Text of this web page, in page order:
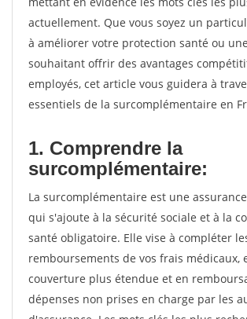
actuellement. Que vous soyez un
à améliorer votre protection santé ou
souhaitant offrir des avantages
employés, cet article vous guidera à
essentiels de la surcomplémentaire en
1. Comprendre la
surcomplémentaire:
La surcomplémentaire est une
qui s'ajoute à la sécurité sociale et à la
santé obligatoire. Elle vise à compléter
remboursements de vos frais médicaux,
couverture plus étendue et en
dépenses non prises en charge par les